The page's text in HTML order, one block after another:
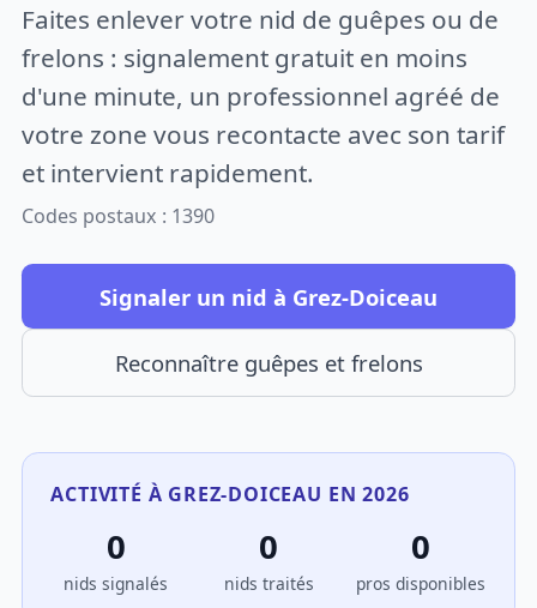
Faites enlever votre nid de guêpes ou de
frelons : signalement gratuit en moins
d'une minute, un professionnel agréé de
votre zone vous recontacte avec son tarif
et intervient rapidement.
Codes postaux : 1390
Signaler un nid à Grez-Doiceau
Reconnaître guêpes et frelons
ACTIVITÉ À GREZ-DOICEAU EN 2026
0
nids signalés
0
nids traités
0
pros disponibles